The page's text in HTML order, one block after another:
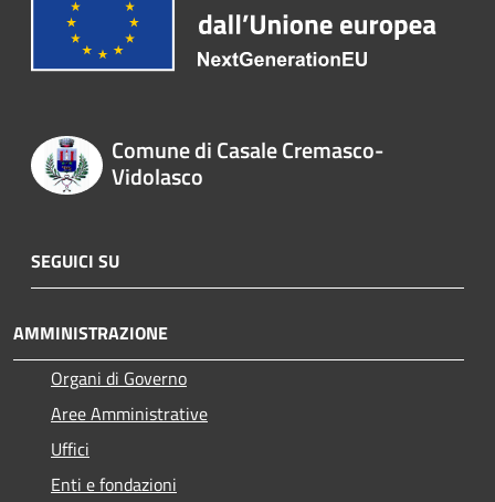
Comune di Casale Cremasco-
Vidolasco
SEGUICI SU
AMMINISTRAZIONE
Organi di Governo
Aree Amministrative
Uffici
Enti e fondazioni